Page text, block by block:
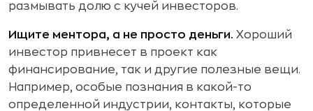
размывать долю с кучей инвесторов.
Ищите ментора, а не просто деньги. Хороший
инвестор привнесет в проект как
финансирование, так и другие полезные вещи.
Например, особые познания в какой-то
определенной индустрии, контакты, которые